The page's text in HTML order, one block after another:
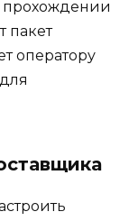
пакет
оператору